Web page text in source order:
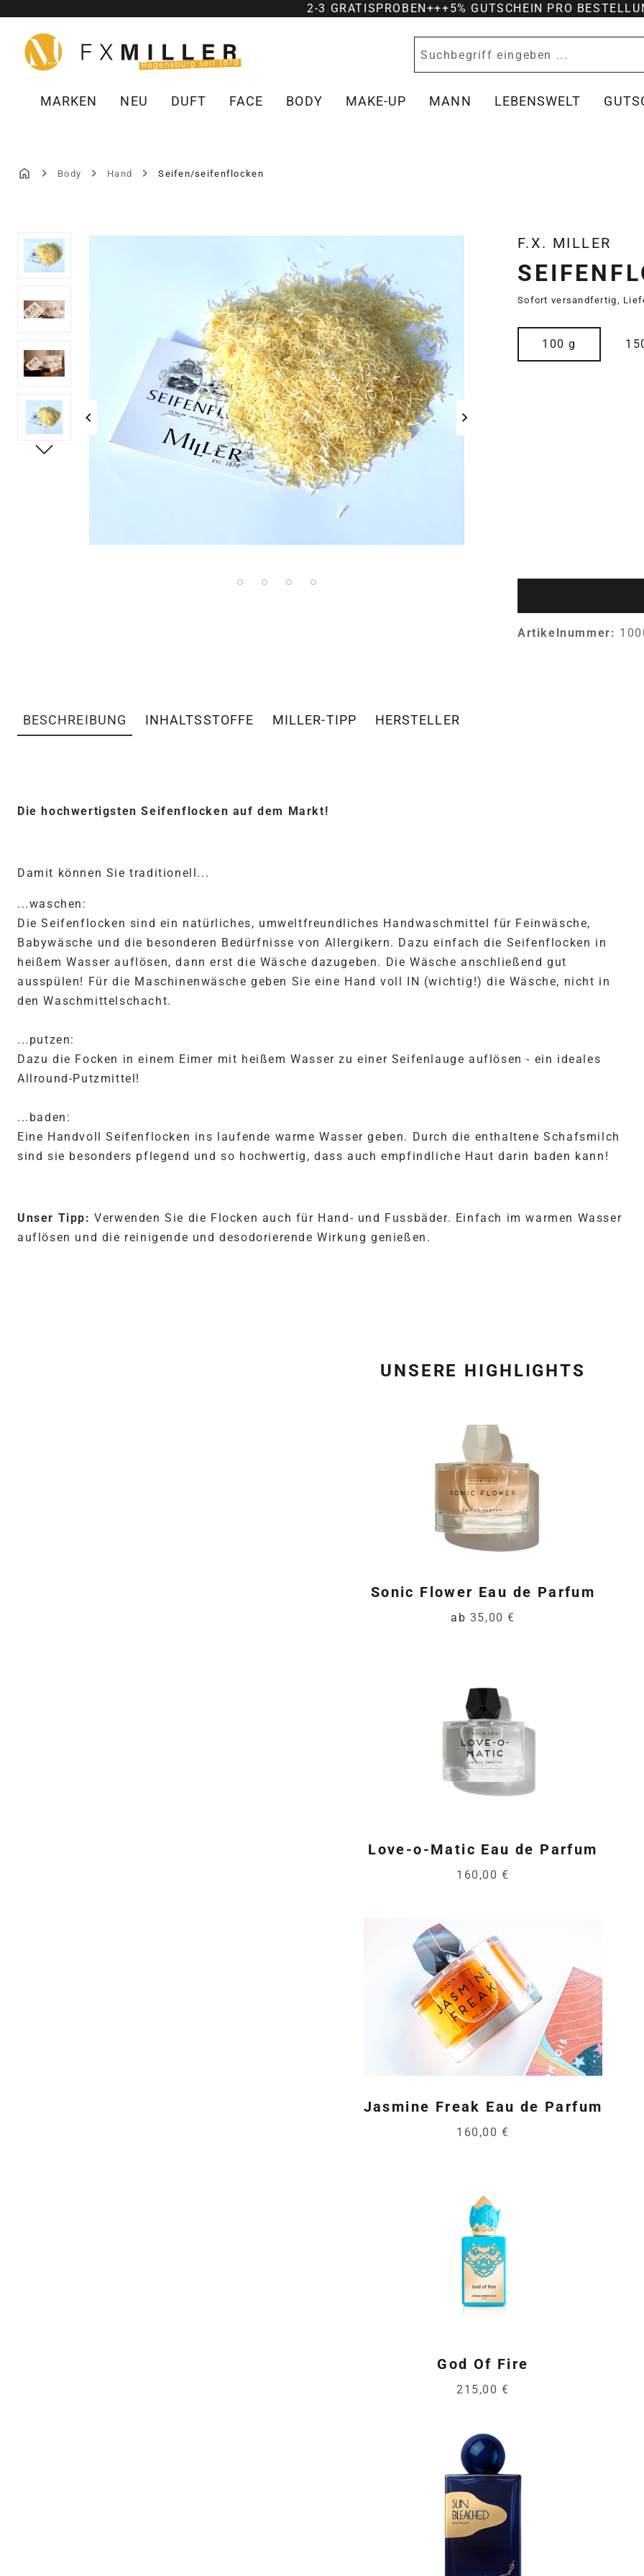
Hauptinhalt springen
Zur Suche springen
Zur Hauptnavigation springen
2-3 GRATISPROBEN+++5% GUTSCHEIN PRO
MARKEN NEU DUFT FACE BODY MAKE-UP MANN LEBENSWELT
Body Hand Seifen/seifenflocken
Bildergalerie überspringen F.X. MILLER
Sofort versandfertig,
100 g
Artikelnummer:
BESCHREIBUNG INHALTSSTOFFE MILLER-TIPP HERSTELLER
Die hochwertigsten Seifenflocken auf dem Markt!
Damit können Sie traditionell...
...waschen:
Die Seifenflocken sind ein natürliches, umweltfreundliches Handwaschmittel für Feinwäsche,
Babywäsche und die besonderen Bedürfnisse von Allergikern. Dazu einfach die Seifenflocken in
heißem Wasser auflösen, dann erst die Wäsche dazugeben. Die Wäsche anschließend gut
ausspülen! Für die Maschinenwäsche geben Sie eine Hand voll IN (wichtig!) die Wäsche, nicht in
den Waschmittelschacht.
...putzen:
Dazu die Focken in einem Eimer mit heißem Wasser zu einer Seifenlauge auflösen - ein ideales
Allround-Putzmittel!
...baden:
Eine Handvoll Seifenflocken ins laufende warme Wasser geben. Durch die enthaltene Schafsmilch
sind sie besonders pflegend und so hochwertig, dass auch empfindliche Haut darin baden kann!
Unser Tipp: Verwenden Sie die Flocken auch für Hand- und Fussbäder. Einfach im warmen Wasser
auflösen und die reinigende und desodorierende Wirkung genießen.
UNSERE HIGHLIGHTS
Sonic Flower Eau de Parfum
ab 35,00 €
Love-o-Matic Eau de Parfum
160,00 €
Jasmine Freak Eau de Parfum
160,00 €
God Of Fire
215,00 €